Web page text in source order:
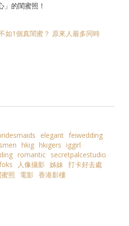
」的閨蜜照！
如1個真閨蜜？ 原來人最多同時
elegant feiwedding
hkig hkigers iggirl
romantic secretpalcestudio
人像攝影 姊妹 打卡好去處
照 電影 香港影樓